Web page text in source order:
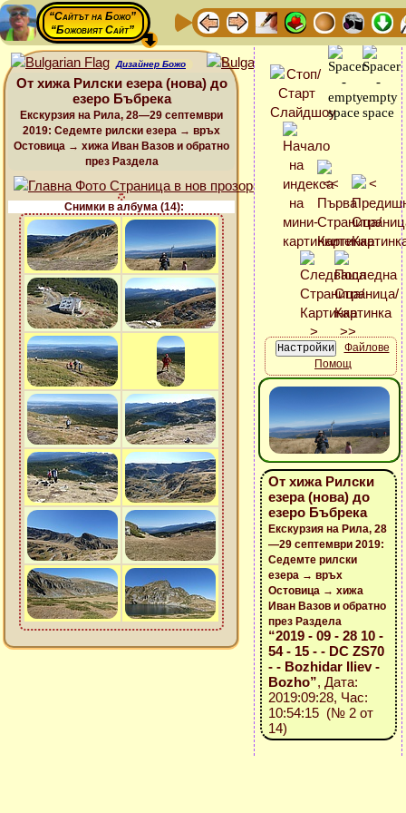
“Сайтът на Божо”
“Божовият Сайт”
Дизайнер Божо
От хижа Рилски езера (нова) до
езеро Бъбрека
Екскурзия на Рила, 28—29 септември
2019: Седемте рилски езера → връх
Остовица → хижа Иван Вазов и обратно
през Раздела
Снимки в албума (14):
Файлове
Помощ
От хижа Рилски
езера (нова) до
езеро Бъбрека
Екскурзия на Рила, 28
—29 септември 2019:
Седемте рилски
езера → връх
Остовица → хижа
Иван Вазов и обратно
през Раздела
“2019 - 09 - 28 10 -
54 - 15 - - DC ZS70
- - Bozhidar Iliev -
Bozho”, Дата:
2019:09:28, Час:
10:54:15 (№ 2 от
14)